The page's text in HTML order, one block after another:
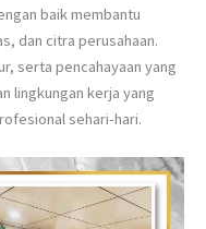
baik membantu
dan citra perusahaan.
serta pencahayaan yang
lingkungan kerja yang
sehari-hari.